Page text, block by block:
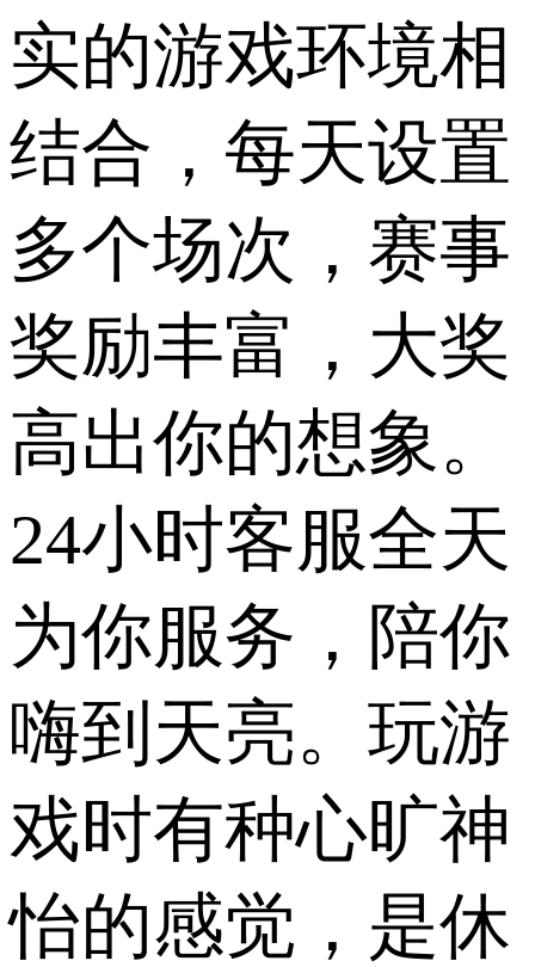
实的游戏环境相
结合，每天设置
多个场次，赛事
奖励丰富，大奖
高出你的想象。
24小时客服全天
为你服务，陪你
嗨到天亮。玩游
戏时有种心旷神
怡的感觉，是休